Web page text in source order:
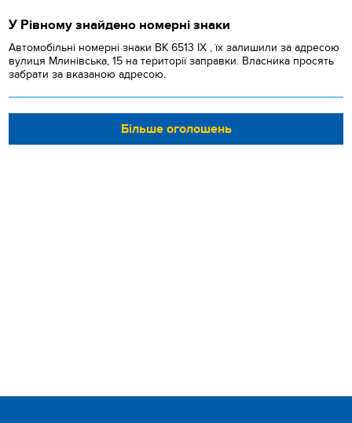
У Рівному знайдено номерні знаки
Автомобільні номерні знаки BK 6513 IX , їх залишили за адресою
вулиця Млинівська, 15 на території заправки. Власника просять
забрати за вказаною адресою.
Більше оголошень